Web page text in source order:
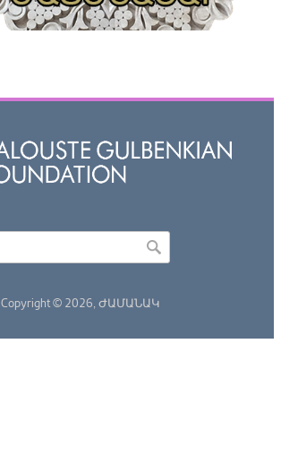
Copyright © 2026, ԺԱՄԱՆԱԿ